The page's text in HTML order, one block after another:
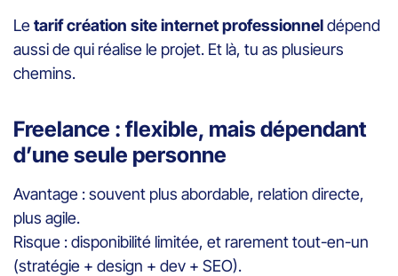
Letarif création site internet professionneldépend
aussi de qui réalise le projet. Et là, tu as plusieurs
chemins.
Freelance : flexible, mais dépendant
d’une seule personne
Avantage : souvent plus abordable, relation directe,
plus agile.
Risque : disponibilité limitée, et rarement tout-en-un
(stratégie + design + dev + SEO).